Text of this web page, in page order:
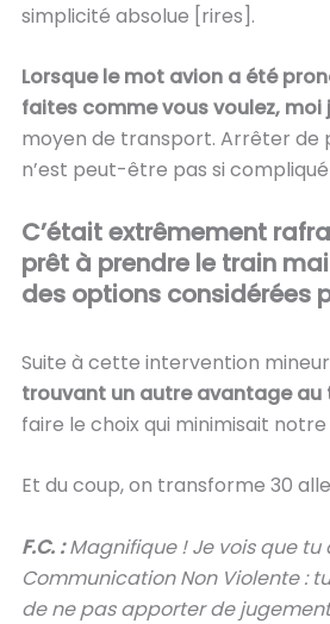
simplicité absolue [rires].
Lorsque le mot avion a été
faites comme vous voulez, moi
moyen de transport. Arrêter de
n’est peut-être pas si
C’était extrêmement
prêt à prendre le train
des options considérées
Suite à cette intervention
trouvant un autre avantage au
faire le choix qui minimisait
Et du coup, on transforme 30
F.C. :Magnifique ! Je vois que
Communication Non Violente :
de ne pas apporter de